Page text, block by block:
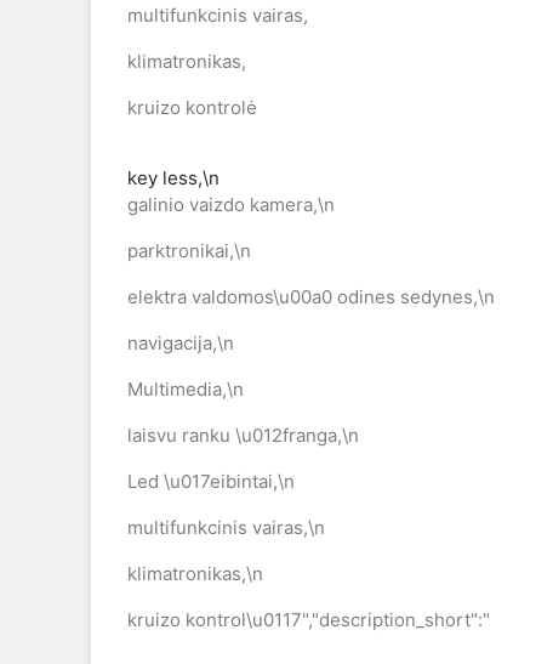
multifunkcinis vairas,
klimatronikas,
kruizo kontrolė
key less,\n
galinio vaizdo kamera,\n
parktronikai,\n
elektra valdomos\u00a0 odines sedynes,\n
navigacija,\n
Multimedia,\n
laisvu ranku \u012franga,\n
Led \u017eibintai,\n
multifunkcinis vairas,\n
klimatronikas,\n
kruizo kontrol\u0117","description_short":"